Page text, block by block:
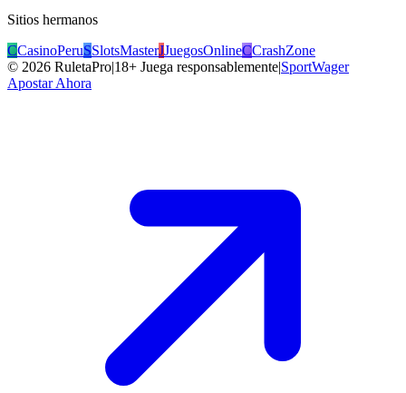
Sitios hermanos
CCasinoPeruSSlotsMasterJJuegosOnlineCCrashZone
© 2026 RuletaPro|18+ Juega responsablemente|SportWager
Apostar Ahora